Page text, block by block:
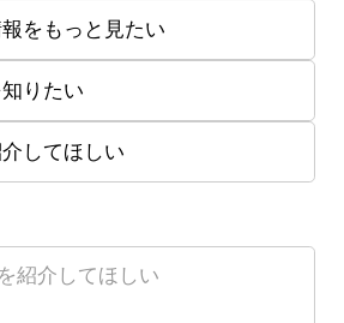
をもっと見たい
りたい
してほしい